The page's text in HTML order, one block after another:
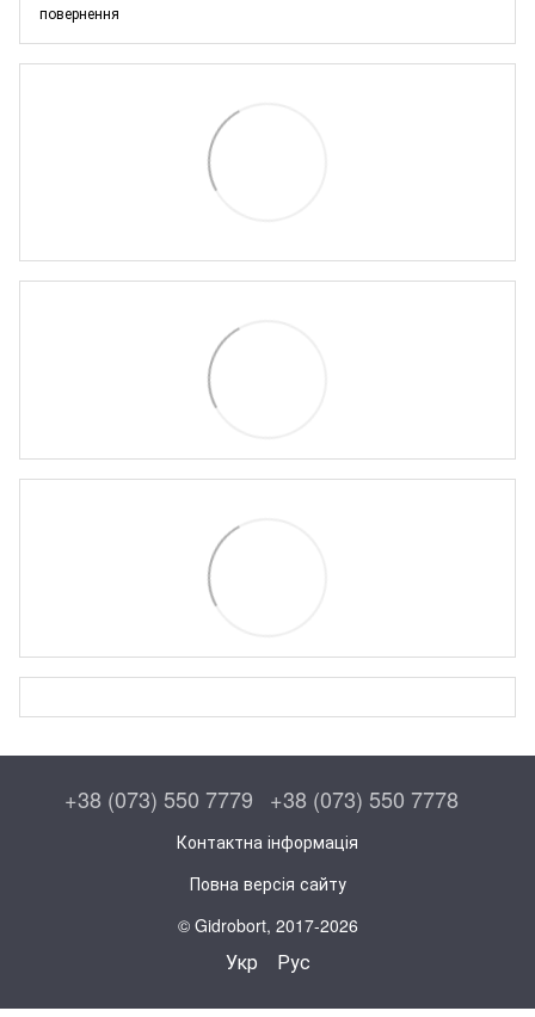
повернення
+38 (073) 550 7779 +38 (073) 550 7778
Контактна інформація
Повна версія сайту
© Gidrobort, 2017-2026
Укр Рус